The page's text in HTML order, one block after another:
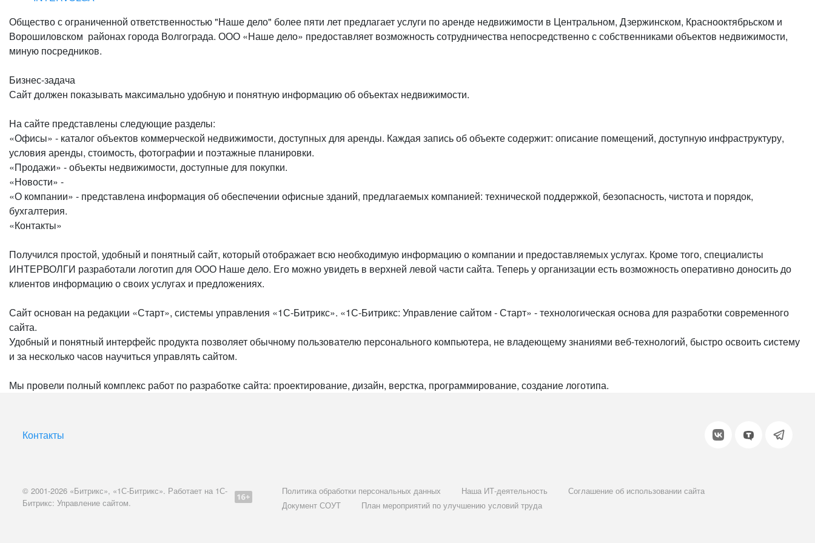
Общество с ограниченной ответственностью "Наше дело" более пяти лет предлагает услуги по аренде недвижимости в Центральном, Дзержинском, Краснооктябрьском и
Ворошиловском районах города Волгограда. ООО «Наше дело» предоставляет возможность сотрудничества непосредственно с собственниками объектов недвижимости,
миную посредников.
Бизнес-задача
Сайт должен показывать максимально удобную и понятную информацию об объектах недвижимости.
На сайте представлены следующие разделы:
«Офисы» - каталог объектов коммерческой недвижимости, доступных для аренды. Каждая запись об объекте содержит: описание помещений, доступную инфраструктуру,
условия аренды, стоимость, фотографии и поэтажные планировки.
«Продажи» - объекты недвижимости, доступные для покупки.
«Новости» -
«О компании» - представлена информация об обеспечении офисные зданий, предлагаемых компанией: технической поддержкой, безопасность, чистота и порядок,
бухгалтерия.
«Контакты»
Получился простой, удобный и понятный сайт, который отображает всю необходимую информацию о компании и предоставляемых услугах. Кроме того, специалисты
ИНТЕРВОЛГИ разработали логотип для ООО Наше дело. Его можно увидеть в верхней левой части сайта. Теперь у организации есть возможность оперативно доносить до
клиентов информацию о своих услугах и предложениях.
Сайт основан на редакции «Старт», системы управления «1С-Битрикс». «1С-Битрикс: Управление сайтом - Старт» - технологическая основа для разработки современного
сайта.
Удобный и понятный интерфейс продукта позволяет обычному пользователю персонального компьютера, не владеющему знаниями веб-технологий, быстро освоить систему
и за несколько часов научиться управлять сайтом.
Мы провели полный комплекс работ по разработке сайта: проектирование, дизайн, верстка, программирование, создание логотипа.
Контакты
© 2001-2026 «Битрикс», «1С-Битрикс». Работает на 1С-
Битрикс: Управление сайтом.
Политика обработки персональных данных Наша ИТ-деятельность
Соглашение об использовании сайта
Документ СОУТ
План мероприятий по улучшению условий труда